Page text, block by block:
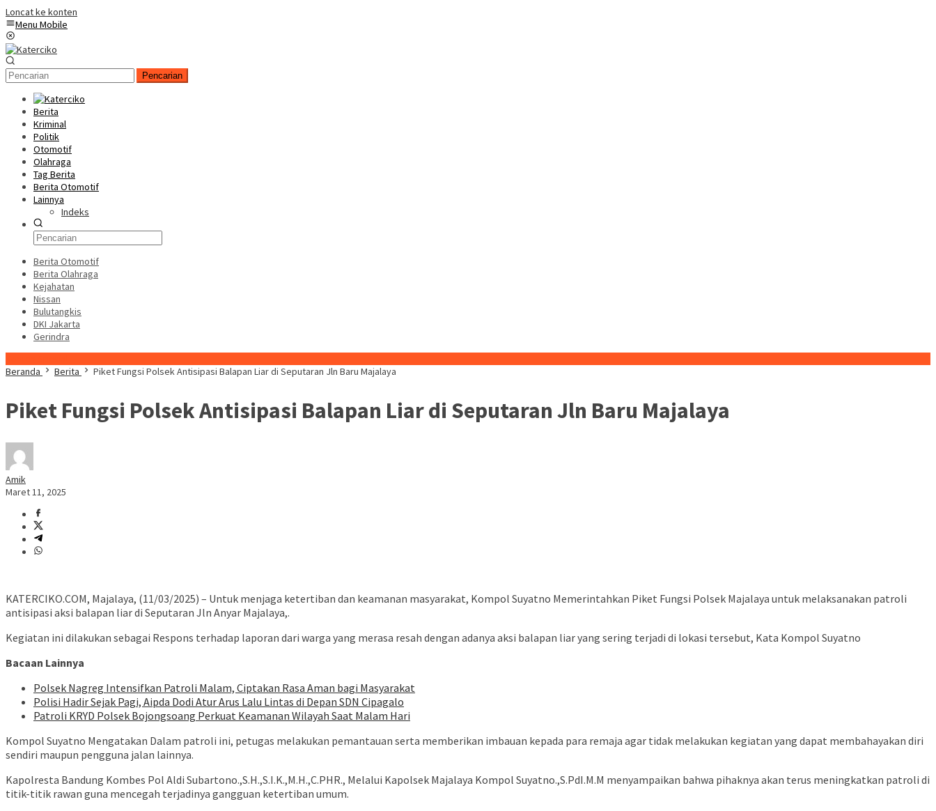
Loncat ke konten
Menu Mobile
Pencarian
Berita
Kriminal
Politik
Otomotif
Olahraga
Tag Berita
Berita Otomotif
Lainnya
Indeks
Berita Otomotif
Berita Olahraga
Kejahatan
Nissan
Bulutangkis
DKI Jakarta
Gerindra
Beranda
Berita Piket Fungsi Polsek Antisipasi Balapan Liar di Seputaran Jln Baru Majalaya
Piket Fungsi Polsek Antisipasi Balapan Liar di Seputaran Jln Baru Majalaya
Amik
Maret 11, 2025
KATERCIKO.COM, Majalaya, (11/03/2025) – Untuk menjaga ketertiban dan keamanan masyarakat, Kompol Suyatno Memerintahkan Piket Fungsi Polsek Majalaya untuk melaksanakan patroli
antisipasi aksi balapan liar di Seputaran Jln Anyar Majalaya,.
Kegiatan ini dilakukan sebagai Respons terhadap laporan dari warga yang merasa resah dengan adanya aksi balapan liar yang sering terjadi di lokasi tersebut, Kata Kompol Suyatno
Bacaan Lainnya
Polsek Nagreg Intensifkan Patroli Malam, Ciptakan Rasa Aman bagi Masyarakat
Polisi Hadir Sejak Pagi, Aipda Dodi Atur Arus Lalu Lintas di Depan SDN Cipagalo
Patroli KRYD Polsek Bojongsoang Perkuat Keamanan Wilayah Saat Malam Hari
Kompol Suyatno Mengatakan Dalam patroli ini, petugas melakukan pemantauan serta memberikan imbauan kepada para remaja agar tidak melakukan kegiatan yang dapat membahayakan diri
sendiri maupun pengguna jalan lainnya.
Kapolresta Bandung Kombes Pol Aldi Subartono.,S.H.,S.I.K.,M.H.,C.PHR., Melalui Kapolsek Majalaya Kompol Suyatno.,S.PdI.M.M menyampaikan bahwa pihaknya akan terus meningkatkan patroli di
titik-titik rawan guna mencegah terjadinya gangguan ketertiban umum.